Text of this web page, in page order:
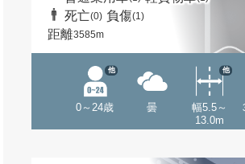
死亡(0) 負傷(1)
距離3585m
0～24歳
他
曇
幅5.5～
13.0m
他